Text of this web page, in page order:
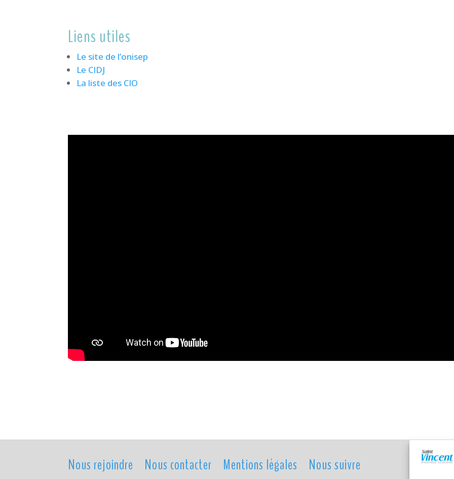
Liens utiles
Le site de l’onisep
Le CIDJ
La liste des CIO
Nous rejoindre Nous contacter Mentions légales Nous suivre